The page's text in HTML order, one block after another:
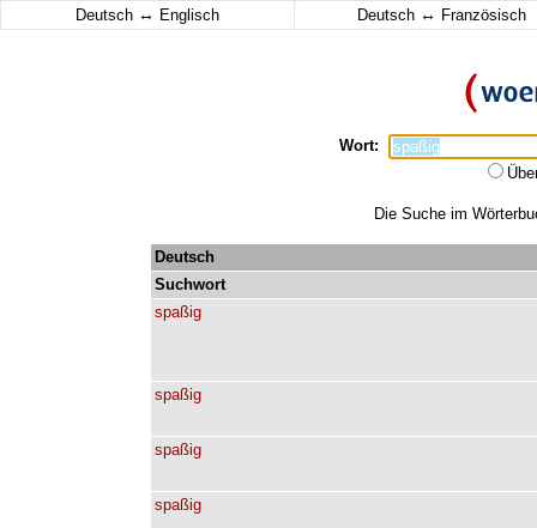
Deutsch ↔ Englisch Deutsch ↔ Französisch
Wort:
Die Suche im
Deutsch
Suchwort
spaßig
spaßig
spaßig
spaßig